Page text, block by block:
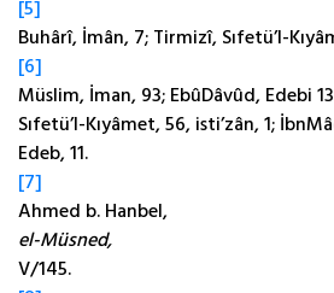
[5]
Buhârî, İmân, 7; Tirmizî, Sıfetü’l-
[6]
Müslim, İman, 93; EbûDâvûd, Edebi
Sıfetü’l-Kıyâmet, 56, isti’zân, 1;
Edeb, 11.
[7]
Ahmed b. Hanbel,
el-Müsned,
V/145.